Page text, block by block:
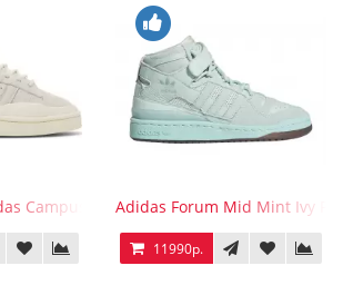
Campus LightAdidas Forum Mid Mint Ivy Park
11990р.